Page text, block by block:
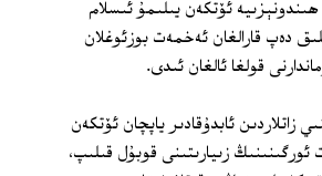
ئۆتكەن يىلىمۇ ئىسلام
دەپ قارالغان ئەخمەت بوزئوغلان
زاتلاردىن ئابدۇقادىر ياپچان ئۆتكەن
ئورگىنىنىڭ زىيارىتىنى قوبۇل قىلىپ،